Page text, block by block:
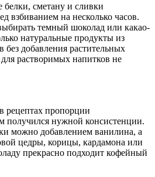
сметану и сливки
взбиванием на несколько часов.
темный шоколад или какао-
натуральные продукты из
без добавления растительных
растворимых напитков не
рецептах пропорции
получился нужной консистенции.
можно добавлением ванилина, а
цедры, корицы, кардамона или
прекрасно подходит кофейный